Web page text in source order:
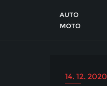
AUTO
MOTO
14. 12. 2020